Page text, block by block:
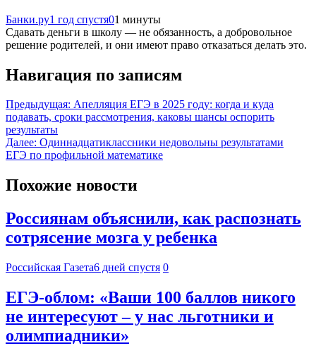
Банки.ру1 год спустя01 минуты
Сдавать деньги в школу — не обязанность, а добровольное
решение родителей, и они имеют право отказаться делать это.
Навигация по записям
Предыдущая: Апелляция ЕГЭ в 2025 году: когда и куда
подавать, сроки рассмотрения, каковы шансы оспорить
результаты
Далее: Одиннадцатиклассники недовольны результатами
ЕГЭ по профильной математике
Похожие новости
Россиянам объяснили, как распознать
сотрясение мозга у ребенка
Российская Газета6 дней спустя 0
ЕГЭ-облом: «Ваши 100 баллов никого
не интересуют – у нас льготники и
олимпиадники»